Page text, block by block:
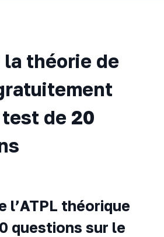
la théorie de
de 20
l’ATPL théorique
questions sur le